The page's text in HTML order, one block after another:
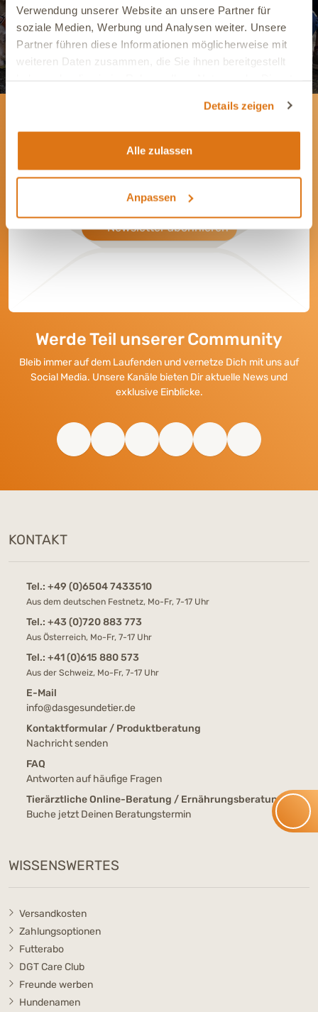
Verwendung unserer Website an unsere Partner für
soziale Medien, Werbung und Analysen weiter. Unsere
Partner führen diese Informationen möglicherweise mit
weiteren Daten zusammen, die Sie ihnen bereitgestellt
Details zeigen
Alle zulassen
Anpassen
Newsletter
und Angeboten rund um die Gesundheit Deines
Tieres.
Newsletter abonnieren
Werde Teil unserer Community
Bleib immer auf dem Laufenden und vernetze Dich mit uns auf
Social Media. Unsere Kanäle bieten Dir aktuelle News und
exklusive Einblicke.
KONTAKT
Tel.: +49 (0)6504 7433510
Aus dem deutschen Festnetz, Mo-Fr, 7-17 Uhr
Tel.: +43 (0)720 883 773
Aus Österreich, Mo-Fr, 7-17 Uhr
Tel.: +41 (0)615 880 573
Aus der Schweiz, Mo-Fr, 7-17 Uhr
E-Mail
info@dasgesundetier.de
Kontaktformular / Produktberatung
Nachricht senden
FAQ
Antworten auf häufige Fragen
Tierärztliche Online-Beratung / Ernährungsberatung
Buche jetzt Deinen Beratungstermin
WISSENSWERTES
Versandkosten
Zahlungsoptionen
Futterabo
DGT Care Club
Freunde werben
Hundenamen